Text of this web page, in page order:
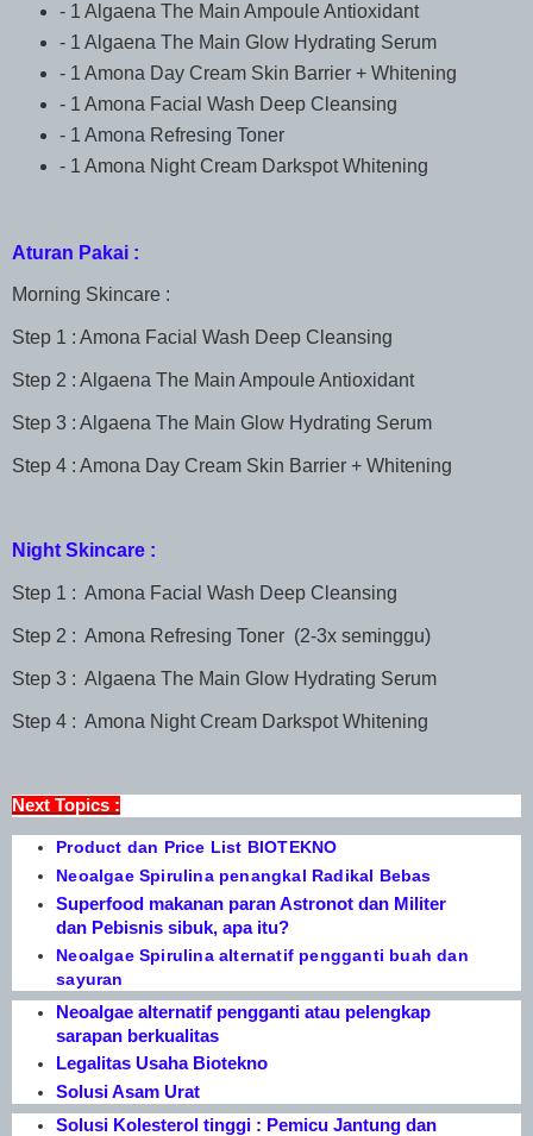
- 1 Algaena The Main Ampoule Antioxidant
- 1 Algaena The Main Glow Hydrating Serum
- 1 Amona Day Cream Skin Barrier + Whitening
- 1 Amona Facial Wash Deep Cleansing
- 1 Amona Refresing Toner
- 1 Amona Night Cream Darkspot Whitening
Aturan Pakai :
Morning Skincare :
Step 1 : Amona Facial Wash Deep Cleansing
Step 2 : Algaena The Main Ampoule Antioxidant
Step 3 : Algaena The Main Glow Hydrating Serum
Step 4 : Amona Day Cream Skin Barrier + Whitening
Night Skincare :
Step 1 : Amona Facial Wash Deep Cleansing
Step 2 : Amona Refresing Toner (2-3x seminggu)
Step 3 : Algaena The Main Glow Hydrating Serum
Step 4 : Amona Night Cream Darkspot Whitening
Next Topics :
Product dan Price List BIOTEKNO
Neoalgae Spirulina penangkal Radikal Bebas
Superfood makanan paran Astronot dan Militer
dan Pebisnis sibuk, apa itu?
Neoalgae Spirulina alternatif pengganti buah dan
sayuran
Neoalgae alternatif pengganti atau pelengkap
sarapan berkualitas
Legalitas Usaha Biotekno
Solusi Asam Urat
Solusi Kolesterol tinggi : Pemicu Jantung dan